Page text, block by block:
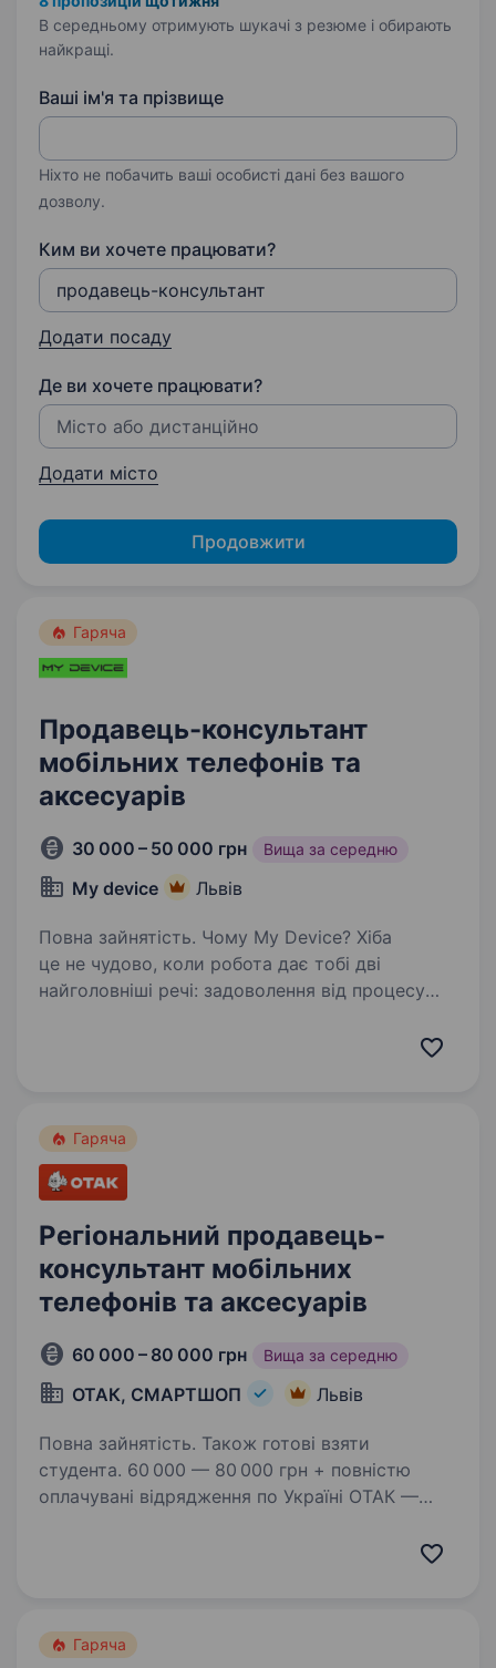
В середньому отримують шукачі з резюме і обирають
найкращі.
Ваші ім'я та прізвище
Ніхто не побачить ваші особисті дані без вашого
дозволу.
Ким ви хочете працювати?
Додати посаду
Де ви хочете працювати?
Додати місто
Продовжити
Гаряча
Продавець-консультант
мобільних телефонів та
аксесуарів
30 000 – 50 000 грн Вища за середню
My device Львів
Повна зайнятість. Чому My Device? Хіба
це не чудово, коли робота дає тобі дві
найголовніші речі: задоволення від процесу
це розуміємо, тому працюємо за принципом:
Гаряча
Регіональний продавець-
консультант мобільних
телефонів та аксесуарів
60 000 – 80 000 грн Вища за середню
ОТАК, СМАРТШОП Львів
Повна зайнятість. Також готові взяти
студента. 60 000 — 80 000 грн + повністю
оплачувані відрядження по Україні ОТАК —
заробляти, подорожувати та будувати кар'єру
Гаряча